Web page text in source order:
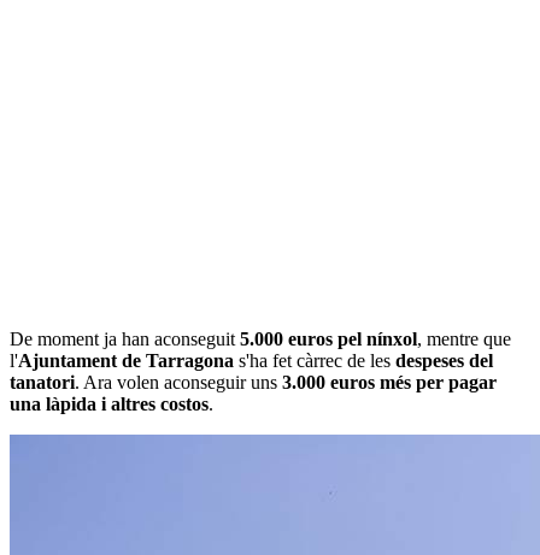
De moment ja han aconseguit 5.000 euros pel nínxol, mentre que
l'Ajuntament de Tarragona s'ha fet càrrec de les despeses del
tanatori. Ara volen aconseguir uns 3.000 euros més per pagar
una làpida i altres costos.